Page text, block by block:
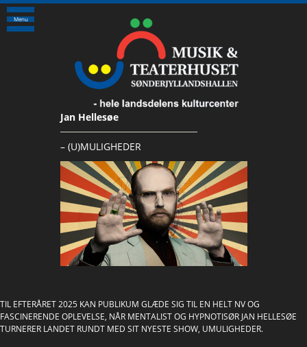
Menu
Jan Hellesøe
– (U)MULIGHEDER
TIL EFTERÅRET 2025 KAN PUBLIKUM GLÆDE SIG TIL EN HELT NV OG
FASCINERENDE OPLEVELSE, NÅR MENTALIST OG HYPNOTISØR JAN HELLESØE
TURNERER LANDET RUNDT MED SIT NYESTE SHOW, UMULIGHEDER.